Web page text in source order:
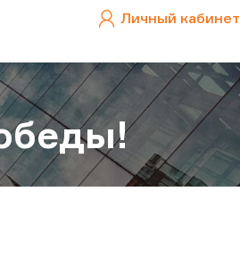
Личный кабинет